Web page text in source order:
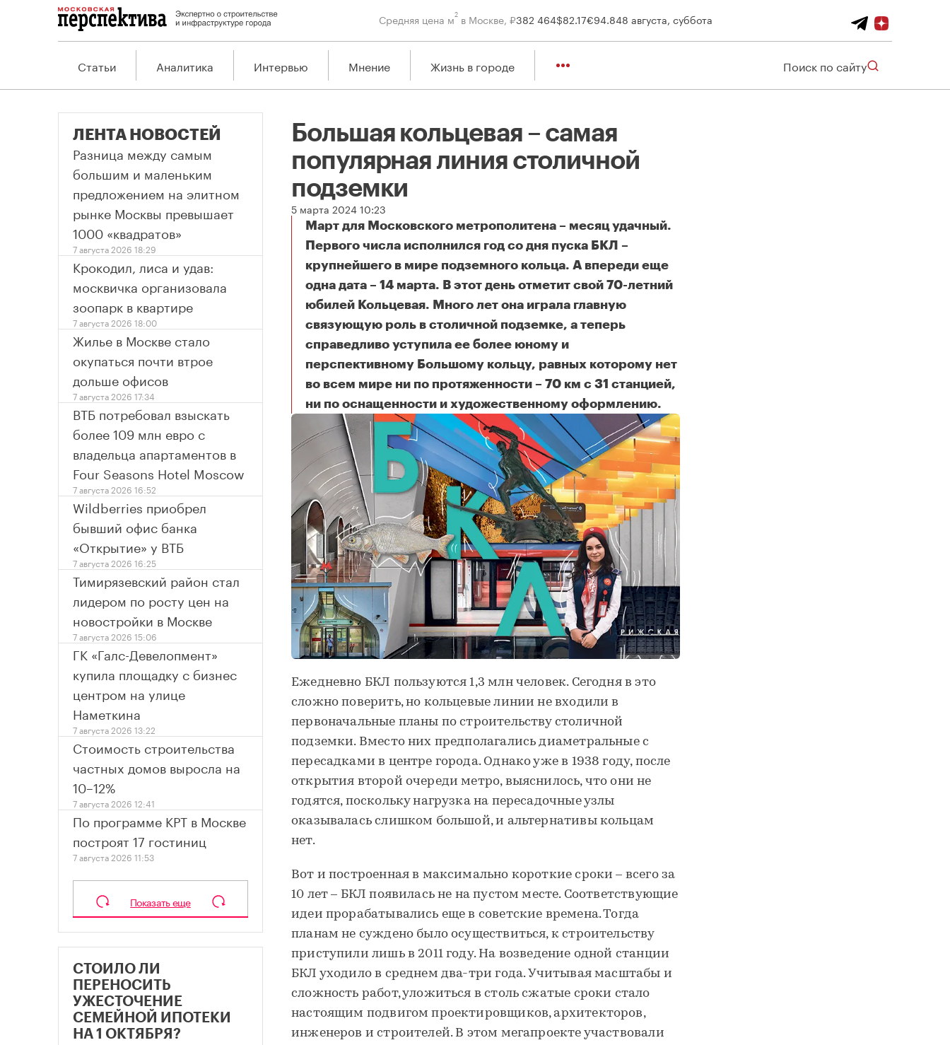
Средняя цена м2 в Москве, ₽382 464$82.17€94.848 августа, суббота
Статьи Аналитика Интервью Мнение Жизнь в городе Поиск по сайту
Большая кольцевая – самая
популярная линия столичной
подземки
5 марта 2024 10:23
Март для Московского метрополитена – месяц удачный.
Первого числа исполнился год со дня пуска БКЛ –
крупнейшего в мире подземного кольца. А впереди еще
одна дата – 14 марта. В этот день отметит свой 70-летний
юбилей Кольцевая. Много лет она играла главную
связующую роль в столичной подземке, а теперь
справедливо уступила ее более юному и
перспективному Большому кольцу, равных которому нет
во всем мире ни по протяженности – 70 км с 31 станцией,
ни по оснащенности и художественному оформлению.
Большая кольцевая – самая популярная линия столичной подземки
Ежедневно БКЛ пользуются 1,3 млн человек. Сегодня в это
сложно поверить, но кольцевые линии не входили в
первоначальные планы по строительству столичной
подземки. Вместо них предполагались диаметральные с
пересадками в центре города. Однако уже в 1938 году, после
открытия второй очереди метро, выяснилось, что они не
годятся, поскольку нагрузка на пересадочные узлы
оказывалась слишком большой, и альтернативы кольцам
нет.
Вот и построенная в максимально короткие сроки – всего за
10 лет – БКЛ появилась не на пустом месте. Соответствующие
идеи прорабатывались еще в советские времена. Тогда
планам не суждено было осуществиться, к строительству
приступили лишь в 2011 году. На возведение одной станции
БКЛ уходило в среднем два-три года. Учитывая масштабы и
сложность работ, уложиться в столь сжатые сроки стало
настоящим подвигом проектировщиков, архитекторов,
инженеров и строителей. В этом мегапроекте участвовали
ЛЕНТА НОВОСТЕЙ
Разница между самым
большим и маленьким
предложением на элитном
рынке Москвы превышает
1000 «квадратов»
7 августа 2026 18:29
Крокодил, лиса и удав:
москвичка организовала
зоопарк в квартире
7 августа 2026 18:00
Жилье в Москве стало
окупаться почти втрое
дольше офисов
7 августа 2026 17:34
ВТБ потребовал взыскать
более 109 млн евро с
владельца апартаментов в
Four Seasons Hotel Moscow
7 августа 2026 16:52
Wildberries приобрел
бывший офис банка
«Открытие» у ВТБ
7 августа 2026 16:25
Тимирязевский район стал
лидером по росту цен на
новостройки в Москве
7 августа 2026 15:06
ГК «Галс-Девелопмент»
купила площадку с бизнес
центром на улице
Наметкина
7 августа 2026 13:22
Стоимость строительства
частных домов выросла на
10–12%
7 августа 2026 12:41
По программе КРТ в Москве
построят 17 гостиниц
7 августа 2026 11:53
Показать еще
СТОИЛО ЛИ
ПЕРЕНОСИТЬ
УЖЕСТОЧЕНИЕ
СЕМЕЙНОЙ ИПОТЕКИ
НА 1 ОКТЯБРЯ?